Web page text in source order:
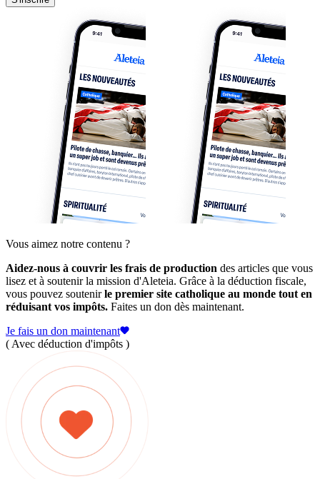
Vous aimez notre contenu ?
Aidez-nous à couvrir les frais de production des articles que vous
lisez et à soutenir la mission d'Aleteia. Grâce à la déduction fiscale,
vous pouvez soutenirle premier site catholique au monde tout en
réduisant vos impôts. Faites un don dès maintenant.
Je fais un don maintenant
( Avec déduction d'impôts )